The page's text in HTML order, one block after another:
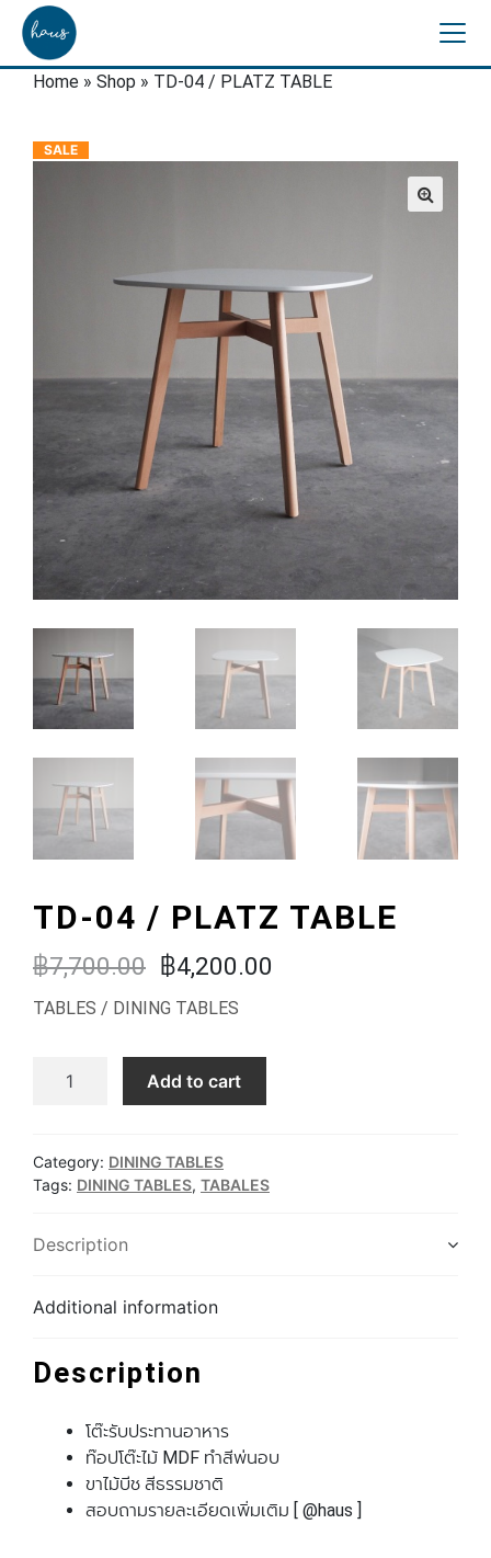
Home » Shop » TD-04 / PLATZ TABLE
SALE
TD-04 / PLATZ TABLE
฿7,700.00 ฿4,200.00
TABLES / DINING TABLES
TD-04 / PLATZ TABLE quantity
Add to cart
Category: DINING TABLES
Tags: DINING TABLES, TABALES
Description
Additional information
Description
โต๊ะรับประทานอาหาร
ท๊อปโต๊ะไม้ MDF ทำสีพ่นอบ
ขาไม้บีช สีธรรมชาติ
สอบถามรายละเอียดเพิ่มเติม [ @haus ]